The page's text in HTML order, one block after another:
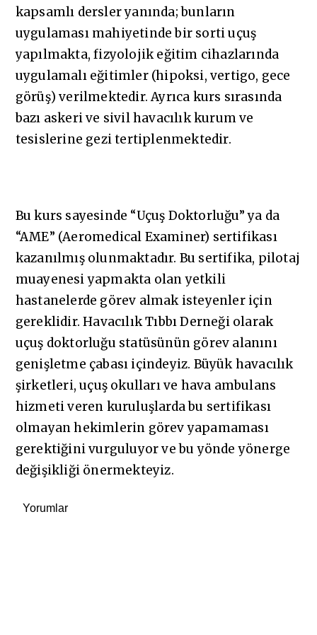
kapsamlı dersler yanında; bunların
uygulaması mahiyetinde bir sorti uçuş
yapılmakta, fizyolojik eğitim cihazlarında
uygulamalı eğitimler (hipoksi, vertigo, gece
görüş) verilmektedir. Ayrıca kurs sırasında
bazı askeri ve sivil havacılık kurum ve
tesislerine gezi tertiplenmektedir.
Bu kurs sayesinde “Uçuş Doktorluğu” ya da
“AME” (Aeromedical Examiner) sertifikası
kazanılmış olunmaktadır. Bu sertifika, pilotaj
muayenesi yapmakta olan yetkili
hastanelerde görev almak isteyenler için
gereklidir. Havacılık Tıbbı Derneği olarak
uçuş doktorluğu statüsünün görev alanını
genişletme çabası içindeyiz. Büyük havacılık
şirketleri, uçuş okulları ve hava ambulans
hizmeti veren kuruluşlarda bu sertifikası
olmayan hekimlerin görev yapamaması
gerektiğini vurguluyor ve bu yönde yönerge
değişikliği önermekteyiz.
Yorumlar